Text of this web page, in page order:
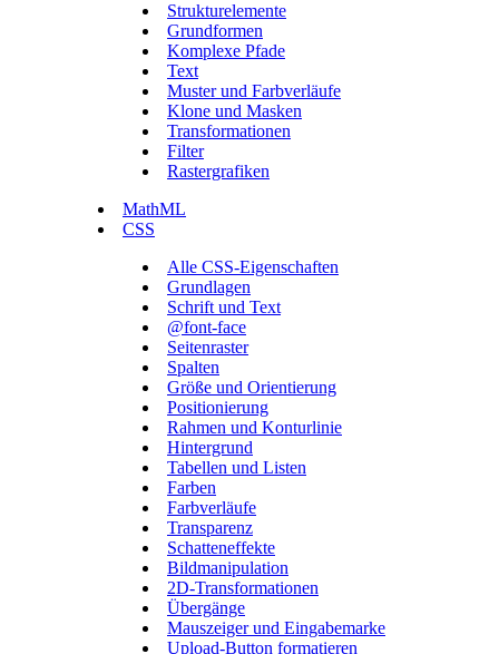
Strukturelemente
Grundformen
Komplexe Pfade
Text
Muster und Farbverläufe
Klone und Masken
Transformationen
Filter
Rastergrafiken
MathML
CSS
Alle CSS-Eigenschaften
Grundlagen
Schrift und Text
@font-face
Seitenraster
Spalten
Größe und Orientierung
Positionierung
Rahmen und Konturlinie
Hintergrund
Tabellen und Listen
Farben
Farbverläufe
Transparenz
Schatteneffekte
Bildmanipulation
2D-Transformationen
Übergänge
Mauszeiger und Eingabemarke
Upload-Button formatieren